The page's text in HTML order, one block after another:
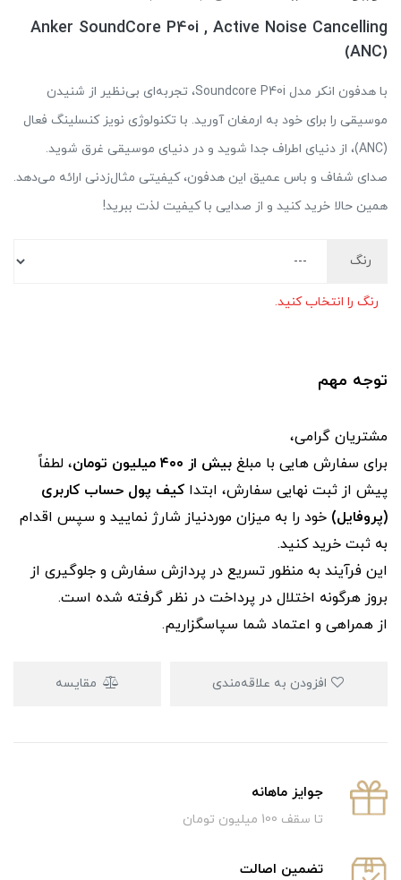
Anker SoundCore P40i , Active Noise Cancelling
(ANC)
با هدفون انکر مدل Soundcore P40i، تجربه‌ای بی‌نظیر از شنیدن
موسیقی را برای خود به ارمغان آورید. با تکنولوژی نویز کنسلینگ فعال
(ANC)، از دنیای اطراف جدا شوید و در دنیای موسیقی غرق شوید.
صدای شفاف و باس عمیق این هدفون، کیفیتی مثال‌زدنی ارائه می‌دهد.
همین حالا خرید کنید و از صدایی با کیفیت لذت ببرید!
رنگ
رنگ را انتخاب کنید.
توجه مهم
مشتریان گرامی،
برای سفارش‌ هایی با مبلغ بیش از ۴۰۰ میلیون تومان
، لطفاً
پیش از ثبت نهایی سفارش، ابتدا کیف پول حساب کاربری
(پروفایل) خود را به میزان موردنیاز شارژ نمایید و سپس اقدام
به ثبت خرید کنید.
این فرآیند به‌ منظور تسریع در پردازش سفارش و جلوگیری از
بروز هرگونه اختلال در پرداخت در نظر گرفته شده است.
از همراهی و اعتماد شما سپاسگزاریم.
مقایسه
جوایز ماهانه
تا سقف 100 میلیون تومان
تضمین اصالت